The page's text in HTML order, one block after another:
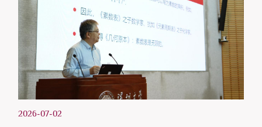
专项志愿服务团队...
2026-07-02